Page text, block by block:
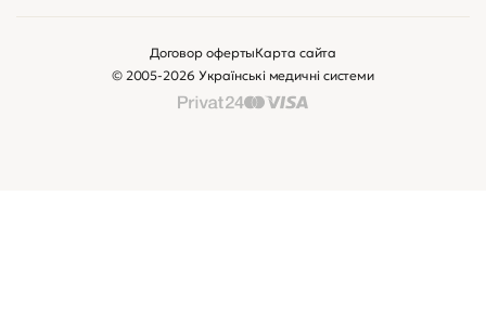
© 2005-2026 Українські медичні системи
Договор офертыКарта сайта